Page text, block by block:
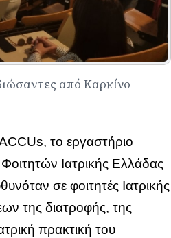
από Καρκίνο
το εργαστήριο
Φοιτητών Ιατρικής Ελλάδας
σε φοιτητές Ιατρικής
της διατροφής, της
πρακτική του